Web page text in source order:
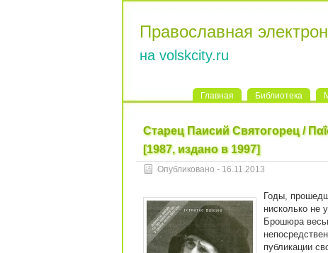
Православная
на volskcity.ru
Главная Библиотека
Старец Паисий Святогорец /
[1987, издано в 1997]
Опубликовано - 16.11.2013
Годы,
нисколько не
Брошюра
публикации